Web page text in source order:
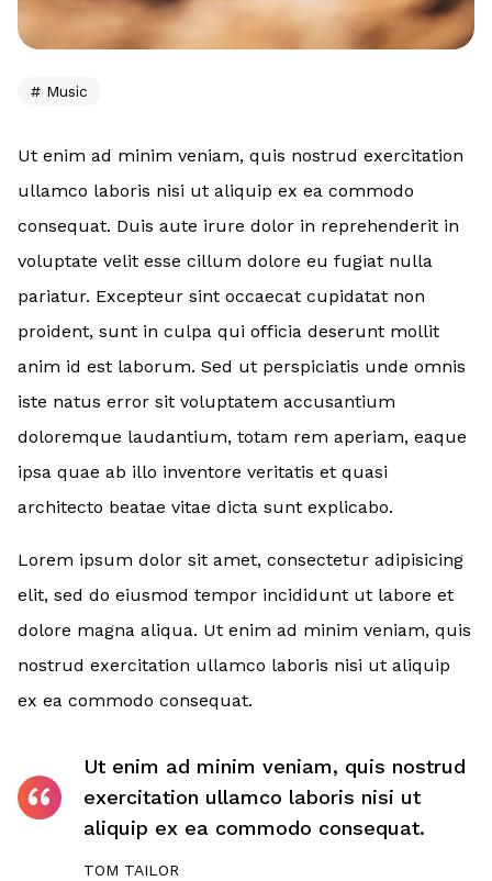
Music
Ut enim ad minim veniam, quis nostrud exercitation
ullamco laboris nisi ut aliquip ex ea commodo
consequat. Duis aute irure dolor in reprehenderit in
voluptate velit esse cillum dolore eu fugiat nulla
pariatur. Excepteur sint occaecat cupidatat non
proident, sunt in culpa qui officia deserunt mollit
anim id est laborum. Sed ut perspiciatis unde omnis
iste natus error sit voluptatem accusantium
doloremque laudantium, totam rem aperiam, eaque
ipsa quae ab illo inventore veritatis et quasi
architecto beatae vitae dicta sunt explicabo.
Lorem ipsum dolor sit amet, consectetur adipisicing
elit, sed do eiusmod tempor incididunt ut labore et
dolore magna aliqua. Ut enim ad minim veniam, quis
nostrud exercitation ullamco laboris nisi ut aliquip
ex ea commodo consequat.
Ut enim ad minim veniam, quis nostrud
exercitation ullamco laboris nisi ut
aliquip ex ea commodo consequat.
TOM TAILOR